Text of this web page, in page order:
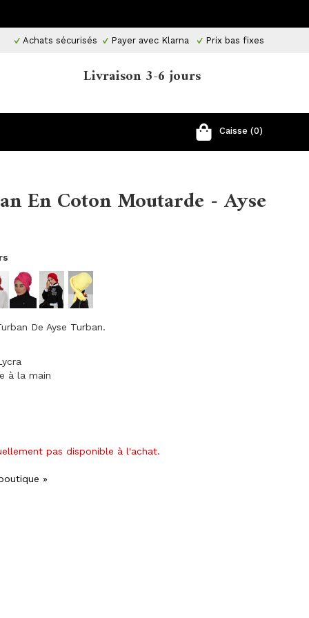
Achats sécurisés Payer avec Klarna Prix ​​bas fixes
Livraison 3-6 jours
Caisse (0)
En Coton Moutarde - Ayse
De Ayse Turban.
à la main
pas disponible à l'achat.
»